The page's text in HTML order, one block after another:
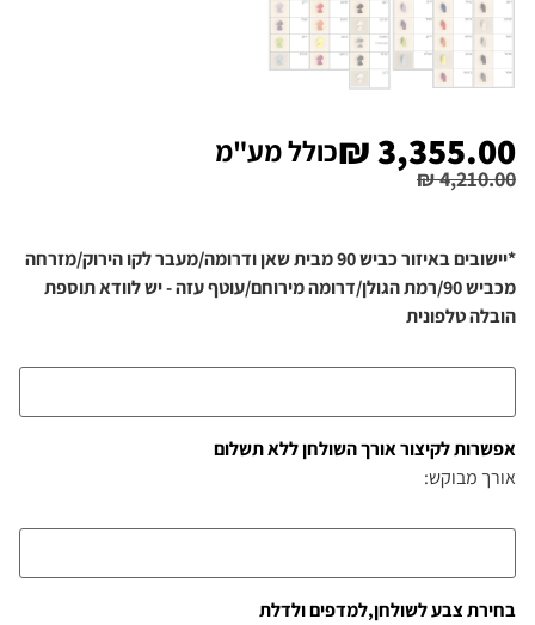
₪4,210.00
₪3,355.00 כולל מע"מ
*יישובים באיזור כביש 90 מבית שאן ודרומה/מעבר לקו הירוק/מזרחה
מכביש 90/רמת הגולן/דרומה מירוחם/עוטף עזה - יש לוודא תוספת
הובלה טלפונית
אפשרות לקיצור אורך השולחן ללא תשלום
אורך מבוקש:
בחירת צבע לשולחן,למדפים ולדלת